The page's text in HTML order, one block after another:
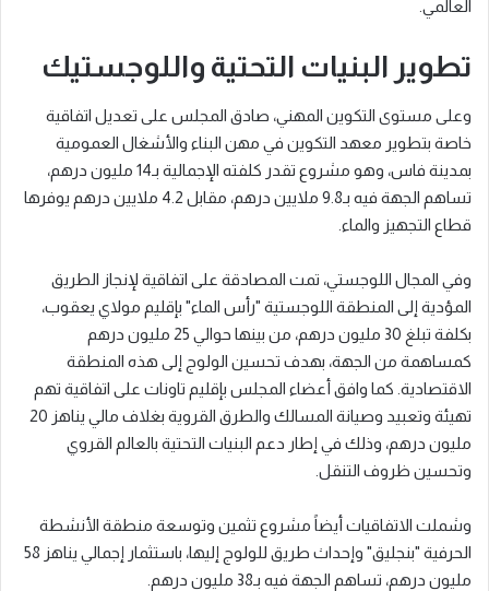
العالمي.
تطوير البنيات التحتية واللوجستيك
وعلى مستوى التكوين المهني، صادق المجلس على تعديل اتفاقية
خاصة بتطوير معهد التكوين في مهن البناء والأشغال العمومية
بمدينة فاس، وهو مشروع تقدر كلفته الإجمالية بـ14 مليون درهم،
تساهم الجهة فيه بـ9.8 ملايين درهم، مقابل 4.2 ملايين درهم يوفرها
قطاع التجهيز والماء.
وفي المجال اللوجستي، تمت المصادقة على اتفاقية لإنجاز الطريق
المؤدية إلى المنطقة اللوجستية "رأس الماء" بإقليم مولاي يعقوب،
بكلفة تبلغ 30 مليون درهم، من بينها حوالي 25 مليون درهم
كمساهمة من الجهة، بهدف تحسين الولوج إلى هذه المنطقة
الاقتصادية. كما وافق أعضاء المجلس بإقليم تاونات على اتفاقية تهم
تهيئة وتعبيد وصيانة المسالك والطرق القروية بغلاف مالي يناهز 20
مليون درهم، وذلك في إطار دعم البنيات التحتية بالعالم القروي
وتحسين ظروف التنقل.
وشملت الاتفاقيات أيضاً مشروع تثمين وتوسعة منطقة الأنشطة
الحرفية "بنجليق" وإحداث طريق للولوج إليها، باستثمار إجمالي يناهز 58
مليون درهم، تساهم الجهة فيه بـ38 مليون درهم.